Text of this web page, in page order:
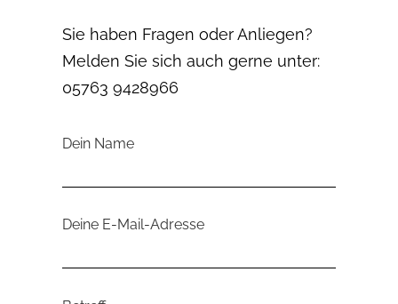
Sie haben Fragen oder Anliegen?
Melden Sie sich auch gerne unter:
05763 9428966
Dein Name
Deine E-Mail-Adresse